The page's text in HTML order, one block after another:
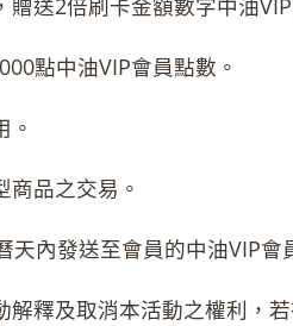
送2倍刷卡金額數字中油
點中油VIP會員點數。
。
品之交易。
內發送至會員的中油VIP會
釋及取消本活動之權利，